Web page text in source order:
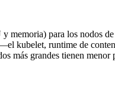
para los nodos
kubelet, runtime de
grandes tienen